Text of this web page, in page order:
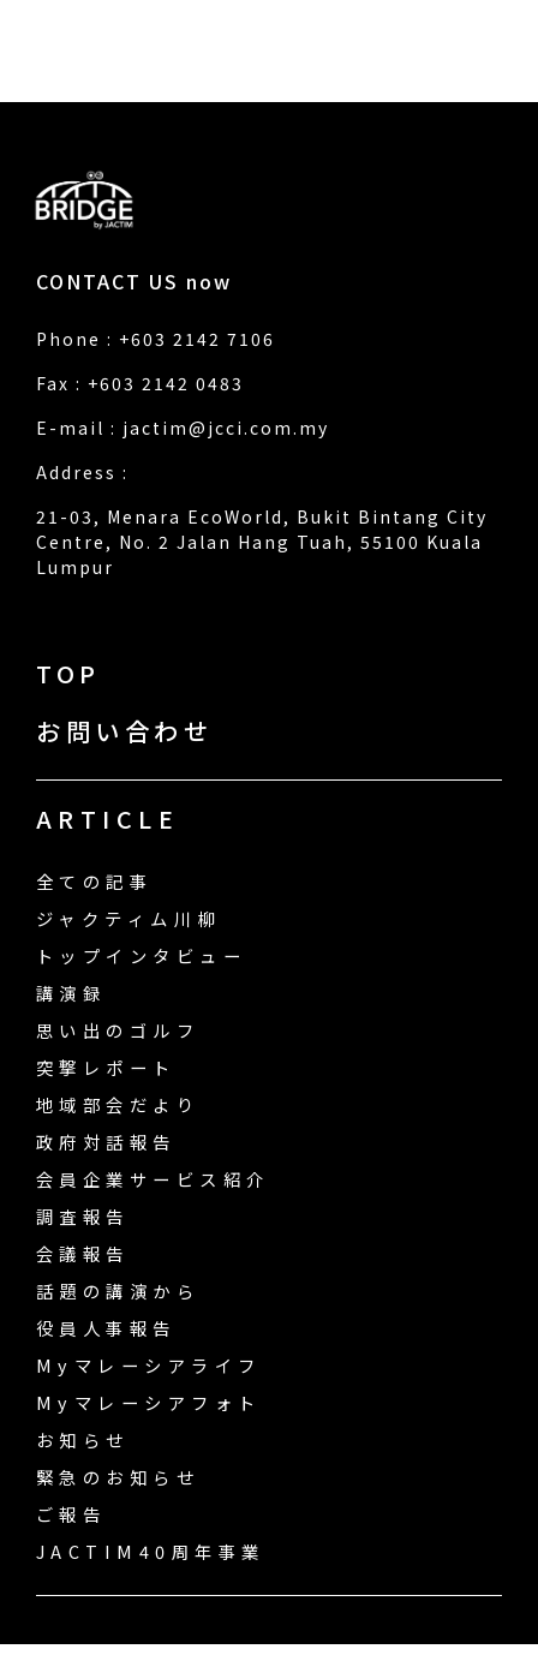
CONTACT US now
Phone : +603 2142 7106
Fax : +603 2142 0483
E-mail : jactim@jcci.com.my
Address :
21-03, Menara EcoWorld, Bukit Bintang City
Centre, No. 2 Jalan Hang Tuah, 55100 Kuala
Lumpur
TOP
お問い合わせ
ARTICLE
全ての記事
ジャクティム川柳
トップインタビュー
講演録
思い出のゴルフ
突撃レポート
地域部会だより
政府対話報告
会員企業サービス紹介
調査報告
会議報告
話題の講演から
役員人事報告
Myマレーシアライフ
Myマレーシアフォト
お知らせ
緊急のお知らせ
ご報告
JACTIM40周年事業